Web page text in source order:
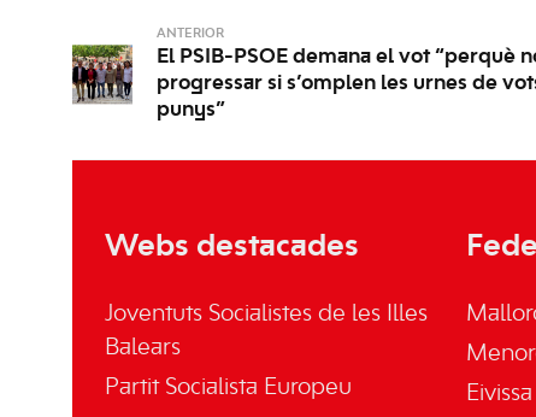
ANTERIOR
El PSIB-PSOE demana el vot “perquè
progressar si s’omplen les urnes de
punys”
Webs destacades
Joventuts Socialistes de les Illes
Balears
Partit Socialista Europeu
Eivissa